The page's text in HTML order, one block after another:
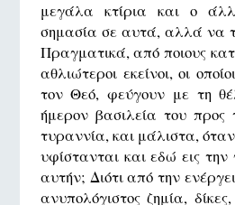
μεγάλα κτίρια και ο
σημασία σε αυτά, αλλά να
Πραγματικά, από ποιους
αθλιώτεροι εκείνοι, οι
τον Θεό, φεύγουν με τη
ήμερον βασιλεία του προς
τυραννία, και μάλιστα,
υφίστανται και εδώ εις
αυτήν; Διότι από την
ανυπολόγιστος ζημία,